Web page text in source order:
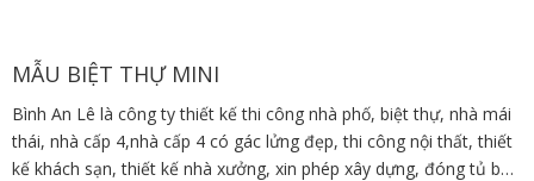
MẪU BIỆT THỰ MINI
Bình An Lê là công ty thiết kế thi công nhà phố, biệt thự, nhà mái
thái, nhà cấp 4,nhà cấp 4 có gác lửng đẹp, thi công nội thất, thiết
kế khách sạn, thiết kế nhà xưởng, xin phép xây dựng, đóng tủ bếp